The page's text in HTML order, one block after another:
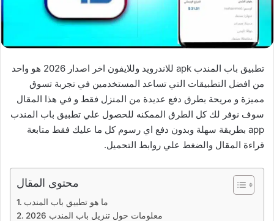
تطبيق باب المندب apk للاندرويد وللايفون اخر اصدار 2026 هو واحد
من افضل التطبيقات التي تساعد المستخدمين في تجربة تسوق
مميزة و مريحة بطرق دفع عديدة من المنزل فقط و في هذا المقال
سوف نوفر لك كل الطرق الممكنه للحصول علي تطبيق باب المندب
app بطريقة سهلة وبدون دفع اي رسوم كل ما عليك فقط متابعة
قراءة المقال والضغط علي روابط التحميل.
محتوى المقال
ما هو تطبيق باب المندب
معلومات حول تنزيل باب المندب 2026